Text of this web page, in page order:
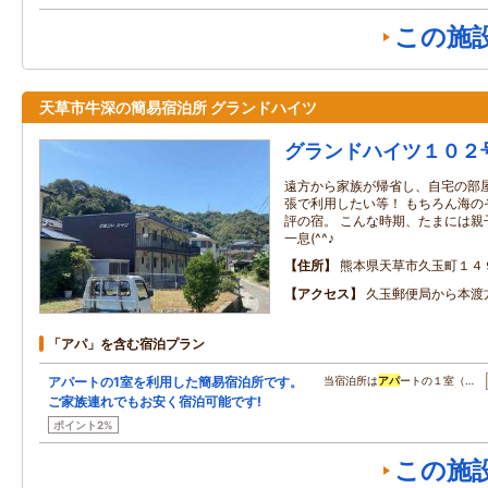
この施
天草市牛深の簡易宿泊所 グランドハイツ
グランドハイツ１０２
遠方から家族が帰省し、自宅の
張で利用したい等！ もちろん海
評の宿。 こんな時期、たまには
一息(^^♪
住所
熊本県天草市久玉町１４
アクセス
久玉郵便局から本
「アパ」を含む宿泊プラン
アパートの1室を利用した簡易宿泊所です。
ご家族連れでもお安く宿泊可能です!
ポイント2%
当宿泊所はアパートの１室（…
この施